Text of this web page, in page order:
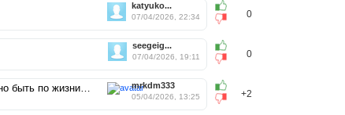
0
katyuko...
07/04/2026, 22:34
0
seegeig...
07/04/2026, 19:11
+2
mrkdm333
05/04/2026, 13:25
быть по жизни…